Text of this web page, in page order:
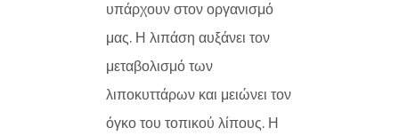
υπάρχουν στον οργανισμό
μας. Η λιπάση αυξάνει τον
μεταβολισμό των
λιποκυττάρων και μειώνει τον
όγκο του τοπικού λίπους. Η